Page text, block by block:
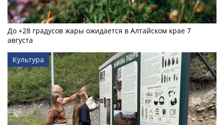
До +28 градусов жары ожидается в Алтайском крае 7
августа
Культура